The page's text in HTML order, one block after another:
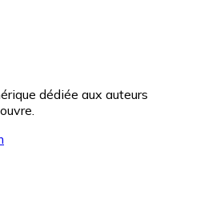
dédiée aux auteurs